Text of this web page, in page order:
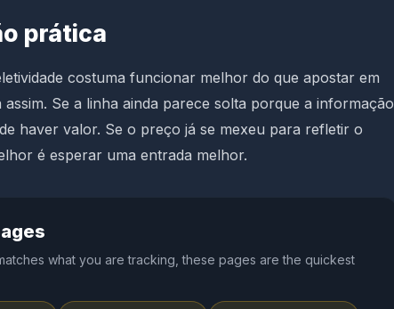
prática
costuma funcionar melhor do que apostar em
assim. Se a linha ainda parece solta porque a informação
haver valor. Se o preço já se mexeu para refletir o
é esperar uma entrada melhor.
what you are tracking, these pages are the quickest